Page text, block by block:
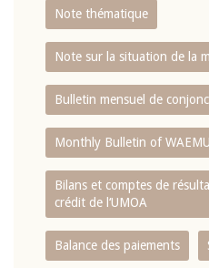
Note thématique
Note sur la situation de la
Bulletin mensuel de
Monthly Bulletin of
Bilans et comptes de
crédit de l‘UMOA
Balance des paiements